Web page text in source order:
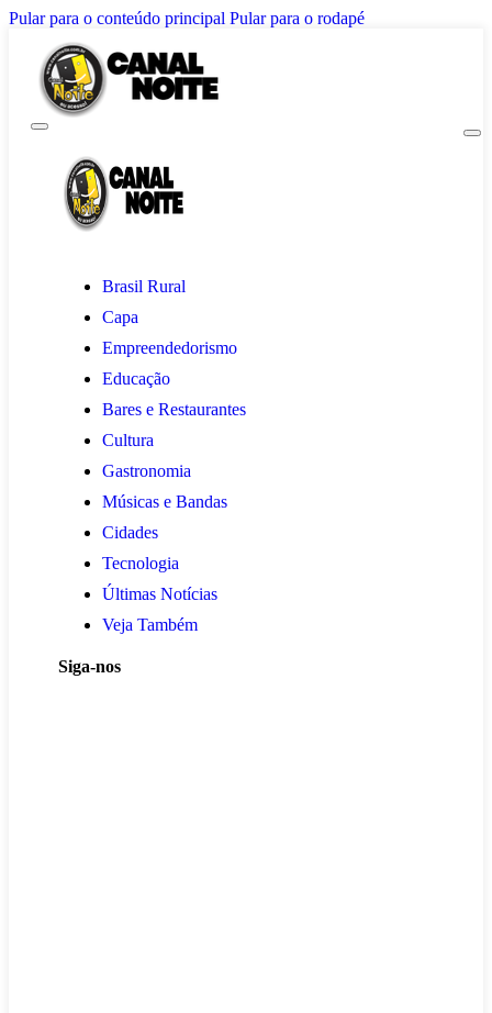
Pular para o conteúdo principal Pular para o rodapé
Brasil Rural
Capa
Empreendedorismo
Educação
Bares e Restaurantes
Cultura
Gastronomia
Músicas e Bandas
Cidades
Tecnologia
Últimas Notícias
Veja Também
Siga-nos